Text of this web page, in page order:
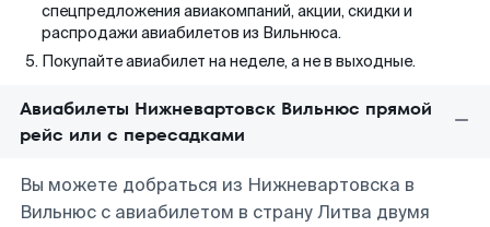
спецпредложения авиакомпаний, акции, скидки и
распродажи авиабилетов из Вильнюса.
Покупайте авиабилет на неделе, а не в выходные.
Авиабилеты Нижневартовск Вильнюс прямой
рейс или с пересадками
Вы можете добраться из Нижневартовска в
Вильнюс с авиабилетом в страну Литва двумя